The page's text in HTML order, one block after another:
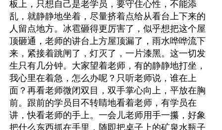
板上，只想自己是老学员，要守住心性，不能添
乱，就静静地坐着，尽量挤着点给从看台上下来的
人留点地方。冰雹砸得更厉害了，似乎想把这个屋
顶砸通，老师的讲台上方屋顶漏了，雨水哗哗流下
来，紧接着跳闸了，灯灭了，一片漆黑。这一切发
生只有几分钟。大家望着老师，有的静静地打坐，
我心里在着急，怎么办呢？只听老师说，谁在上
面？再看老师微闭双目，双手掌心向上，平放在胸
前。跟前的学员目不转睛地看着老师，有学员在
讲，快看老师的手上。一会儿老师用手一攥，好象
把什么东西抓在手里，随即把桌子上的矿泉水瓶子